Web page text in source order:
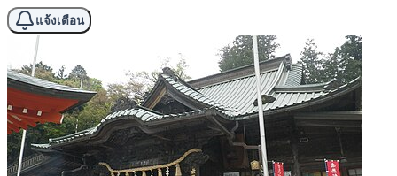
แจ้งเตือน